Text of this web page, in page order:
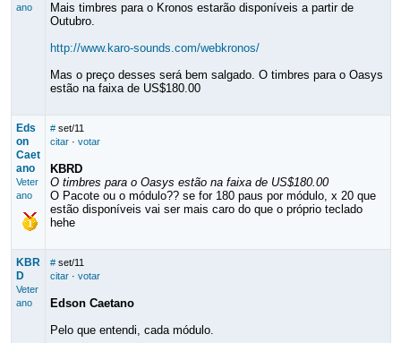
ano
Mais timbres para o Kronos estarão disponíveis a partir de
Outubro.
http://www.karo-sounds.com/webkronos/
Mas o preço desses será bem salgado. O timbres para o Oasys
estão na faixa de US$180.00
Eds
on
Caet
ano
Veter
ano
# set/11
citar· votar
KBRD
O timbres para o Oasys estão na faixa de US$180.00
O Pacote ou o módulo?? se for 180 paus por módulo, x 20 que
estão disponíveis vai ser mais caro do que o próprio teclado
hehe
KBR
D
Veter
ano
# set/11
citar· votar
Edson Caetano
Pelo que entendi, cada módulo.